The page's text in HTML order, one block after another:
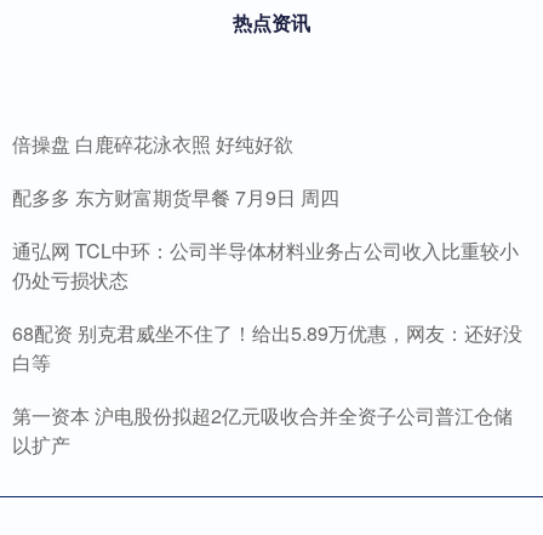
热点资讯
倍操盘 白鹿碎花泳衣照 好纯好欲
配多多 东方财富期货早餐 7月9日 周四
通弘网 TCL中环：公司半导体材料业务占公司收入比重较小
仍处亏损状态
68配资 别克君威坐不住了！给出5.89万优惠，网友：还好没
白等
第一资本 沪电股份拟超2亿元吸收合并全资子公司普江仓储
以扩产